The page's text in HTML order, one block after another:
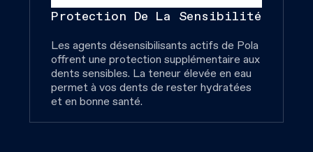
Protection De La Sensibilité
Les agents désensibilisants actifs de Pola
offrent une protection supplémentaire aux
dents sensibles. La teneur élevée en eau
permet à vos dents de rester hydratées
et en bonne santé.